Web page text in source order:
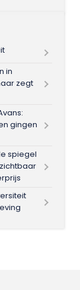
in
zegt
gingen
spiegel